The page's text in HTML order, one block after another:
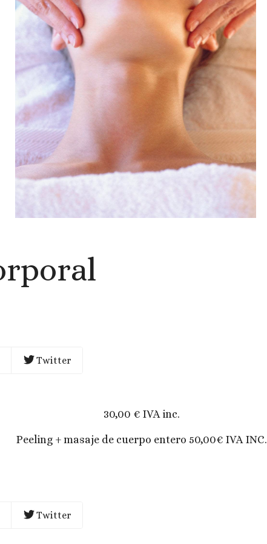
Twitter
30,00 € IVA inc.
Peeling + masaje de cuerpo entero 50,00€ IVA INC.
Twitter